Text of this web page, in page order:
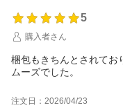
5
購入者さん
梱包もきちんとされてお
ムーズでした。
注文日：2026/04/23